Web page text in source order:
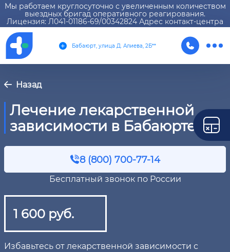
Мы работаем круглосуточно с увеличенным количеством
выездных бригад оперативного реагирования.
Лицензия: Л041-01186-69/00342824 Адрес контакт-центра
Бабаюрт, улица Д. Алиева, 2Б**
Назад
Лечение лекарственной
зависимости в Бабаюрте
8 (800) 700-77-14
Бесплатный звонок по России
1 600 руб.
Избавьтесь от лекарственной зависимости с